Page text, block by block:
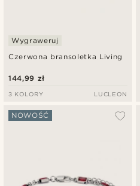
Czerwona bransoletka Living
Wygraweruj
144,99 zł
3 KOLORY LUCLEON
NOWOŚĆ